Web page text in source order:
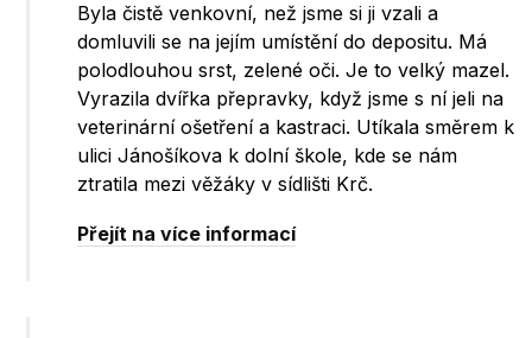
Byla čistě venkovní, než jsme si ji vzali a
domluvili se na jejím umístění do depositu. Má
polodlouhou srst, zelené oči. Je to velký mazel.
Vyrazila dvířka přepravky, když jsme s ní jeli na
veterinární ošetření a kastraci. Utíkala směrem k
ulici Jánošíkova k dolní škole, kde se nám
ztratila mezi věžáky v sídlišti Krč.
Přejít na více informací